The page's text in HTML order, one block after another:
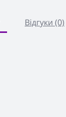
Відгуки (0)